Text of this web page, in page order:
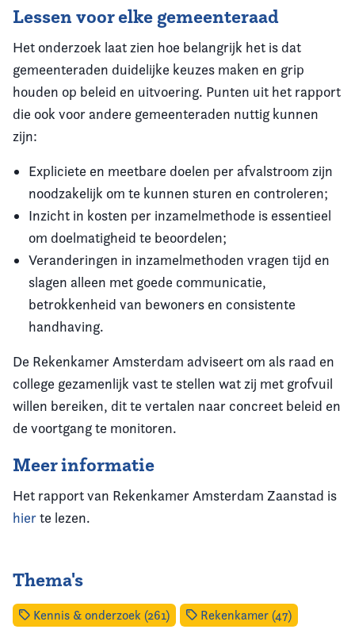
Lessen voor elke gemeenteraad
Het onderzoek laat zien hoe belangrijk het is dat
gemeenteraden duidelijke keuzes maken en grip
houden op beleid en uitvoering. Punten uit het rapport
die ook voor andere gemeenteraden nuttig kunnen
zijn:
Expliciete en meetbare doelen per afvalstroom zijn
noodzakelijk om te kunnen sturen en controleren;
Inzicht in kosten per inzamelmethode is essentieel
om doelmatigheid te beoordelen;
Veranderingen in inzamelmethoden vragen tijd en
slagen alleen met goede communicatie,
betrokkenheid van bewoners en consistente
handhaving.
De Rekenkamer Amsterdam adviseert om als raad en
college gezamenlijk vast te stellen wat zij met grofvuil
willen bereiken, dit te vertalen naar concreet beleid en
de voortgang te monitoren.
Meer informatie
Het rapport van Rekenkamer Amsterdam Zaanstad is
hierte lezen.
Thema's
Kennis & onderzoek (261) Rekenkamer (47)